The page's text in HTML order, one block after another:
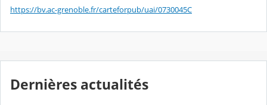
https://bv.ac-grenoble.fr/carteforpub/uai/0730045C
Dernières actualités